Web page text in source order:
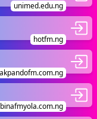
unimed.edu.ng
hotfm.ng